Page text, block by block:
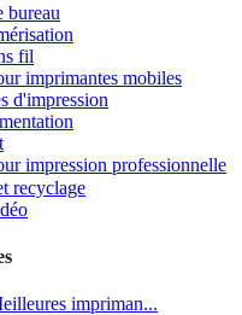
bureau
fil
imprimantes mobiles
d'impression
impression professionnelle
recyclage
impriman...